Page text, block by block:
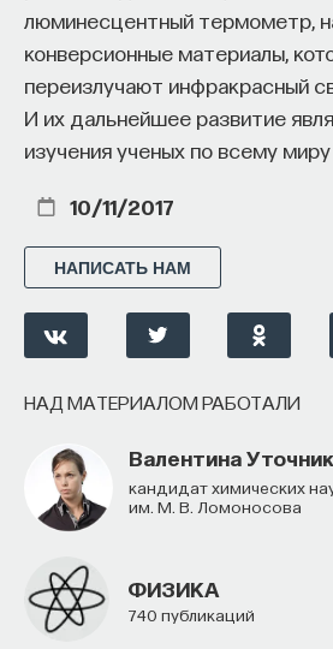
люминесцентный термометр,
конверсионные материалы,
переизлучают инфракрасный
И их дальнейшее развитие
изучения ученых по всему миру
10/11/2017
НАПИСАТЬ НАМ
НАД МАТЕРИАЛОМ РАБОТАЛИ
Валентина
кандидат химических наук, МГУ
им. М. В. Ломоносова
ФИЗИКА
740 публикаций